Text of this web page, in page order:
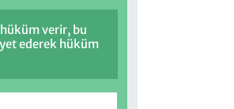
verir, bu
ederek hüküm